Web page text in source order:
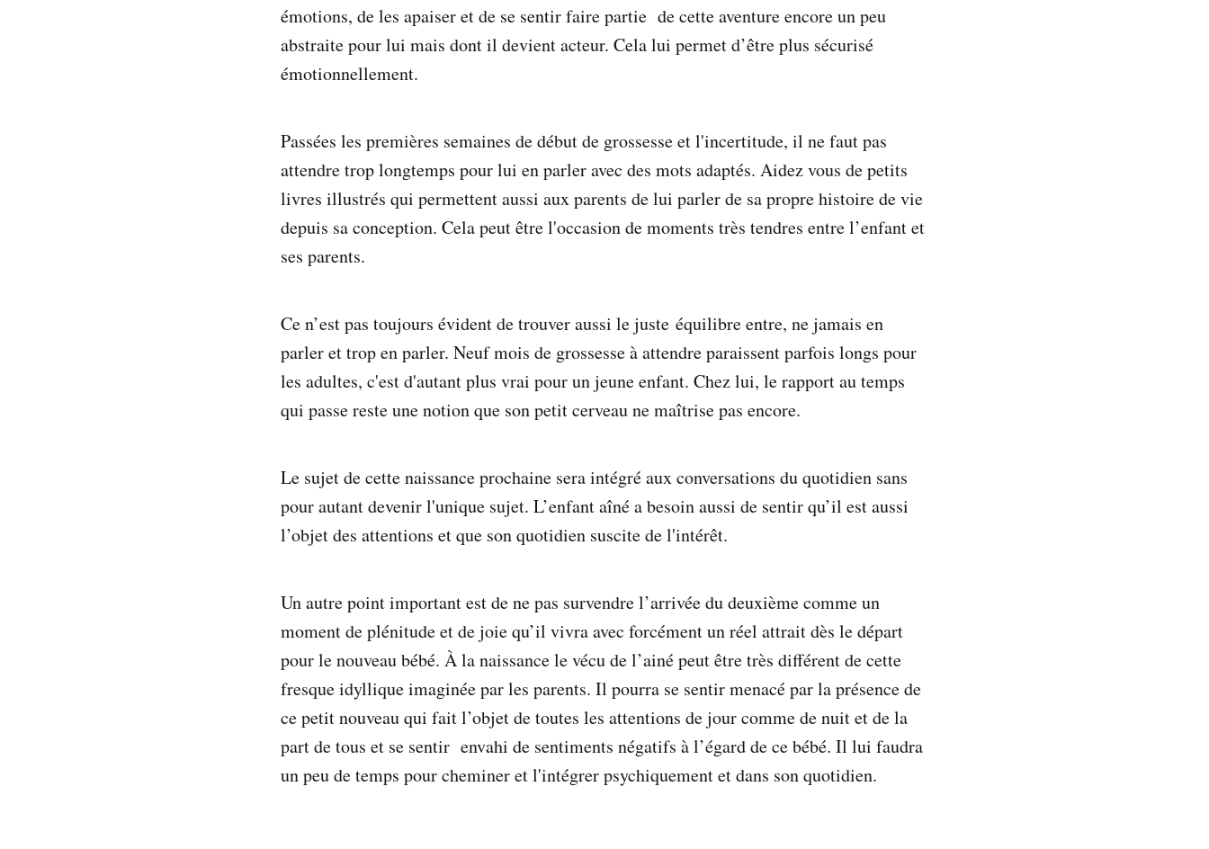
émotions, de les apaiser et de se sentir faire partie de cette aventure encore un peu
abstraite pour lui mais dont il devient acteur. Cela lui permet d’être plus sécurisé
émotionnellement.
Passées les premières semaines de début de grossesse et l'incertitude, il ne faut pas
attendre trop longtemps pour lui en parler avec des mots adaptés. Aidez vous de petits
livres illustrés qui permettent aussi aux parents de lui parler de sa propre histoire de vie
depuis sa conception. Cela peut être l'occasion de moments très tendres entre l’enfant et
ses parents.
Ce n’est pas toujours évident de trouver aussi le juste équilibre entre, ne jamais en
parler et trop en parler. Neuf mois de grossesse à attendre paraissent parfois longs pour
les adultes, c'est d'autant plus vrai pour un jeune enfant. Chez lui, le rapport au temps
qui passe reste une notion que son petit cerveau ne maîtrise pas encore.
Le sujet de cette naissance prochaine sera intégré aux conversations du quotidien sans
pour autant devenir l'unique sujet. L’enfant aîné a besoin aussi de sentir qu’il est aussi
l’objet des attentions et que son quotidien suscite de l'intérêt.
Un autre point important est de ne pas survendre l’arrivée du deuxième comme un
moment de plénitude et de joie qu’il vivra avec forcément un réel attrait dès le départ
pour le nouveau bébé. À la naissance le vécu de l’ainé peut être très différent de cette
fresque idyllique imaginée par les parents. Il pourra se sentir menacé par la présence de
ce petit nouveau qui fait l’objet de toutes les attentions de jour comme de nuit et de la
part de tous et se sentir envahi de sentiments négatifs à l’égard de ce bébé. Il lui faudra
un peu de temps pour cheminer et l'intégrer psychiquement et dans son quotidien.